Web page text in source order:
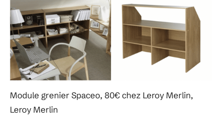
Module grenier Spaceo, 80€ chez Leroy Merlin,
Leroy Merlin